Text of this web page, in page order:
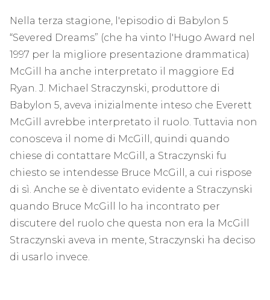
Nella terza stagione, l'episodio di Babylon 5
“Severed Dreams” (che ha vinto l'Hugo Award nel
1997 per la migliore presentazione drammatica)
McGill ha anche interpretato il maggiore Ed
Ryan. J. Michael Straczynski, produttore di
Babylon 5, aveva inizialmente inteso che Everett
McGill avrebbe interpretato il ruolo. Tuttavia non
conosceva il nome di McGill, quindi quando
chiese di contattare McGill, a Straczynski fu
chiesto se intendesse Bruce McGill, a cui rispose
di sì. Anche se è diventato evidente a Straczynski
quando Bruce McGill lo ha incontrato per
discutere del ruolo che questa non era la McGill
Straczynski aveva in mente, Straczynski ha deciso
di usarlo invece.